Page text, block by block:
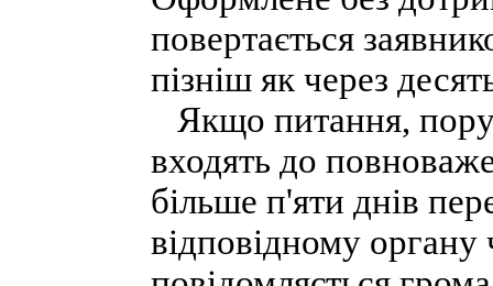
повертається
пізніш як через
Якщо питання,
входять до
більше п'яти днів
відповідному